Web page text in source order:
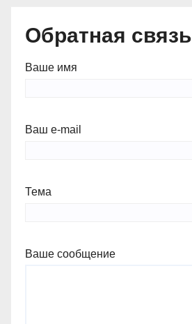
Обратная связь
Ваше имя
Ваш e-mail
Тема
Ваше сообщение